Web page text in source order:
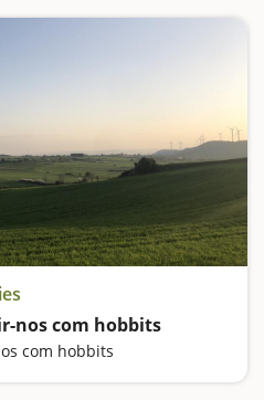
nos com hobbits
com hobbits